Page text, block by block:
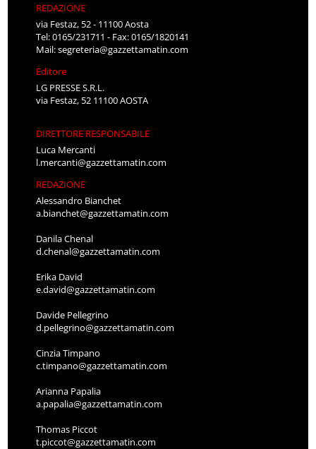
REDAZIONE
via Festaz, 52 - 11100 Aosta
Tel: 0165/231711 - Fax: 0165/1820141
Mail:segreteria@gazzettamatin.com
Editore
LG PRESSE S.R.L.
via Festaz, 52 11100 AOSTA
DIRETTORE RESPONSABILE
Luca Mercanti
l.mercanti@gazzettamatin.com
REDAZIONE
Alessandro Bianchet
a.bianchet@gazzettamatin.com
Danila Chenal
d.chenal@gazzettamatin.com
Erika David
e.david@gazzettamatin.com
Davide Pellegrino
d.pellegrino@gazzettamatin.com
Cinzia Timpano
c.timpano@gazzettamatin.com
Arianna Papalia
a.papalia@gazzettamatin.com
Thomas Piccot
t.piccot@gazzettamatin.com